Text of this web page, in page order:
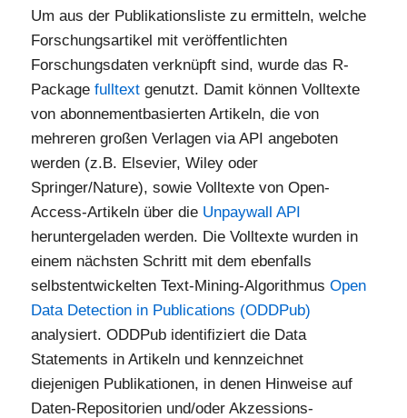
Um aus der Publikationsliste zu ermitteln, welche
Forschungsartikel mit veröffentlichten
Forschungsdaten verknüpft sind, wurde das R-
Packagefulltext genutzt. Damit können Volltexte
von abonnementbasierten Artikeln, die von
mehreren großen Verlagen via API angeboten
werden (z.B. Elsevier, Wiley oder
Springer/Nature), sowie Volltexte von Open-
Access-Artikeln über die Unpaywall API
heruntergeladen werden. Die Volltexte wurden in
einem nächsten Schritt mit dem ebenfalls
selbstentwickelten Text-Mining-AlgorithmusOpen
Data Detection in Publications (ODDPub)
analysiert. ODDPub identifiziert die Data
Statements in Artikeln und kennzeichnet
diejenigen Publikationen, in denen Hinweise auf
Daten-Repositorien und/oder Akzessions-